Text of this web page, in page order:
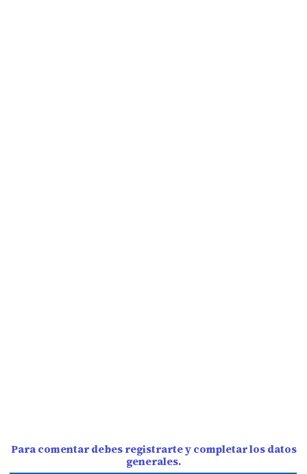
Para comentar debes registrarte y completar los datos
generales.